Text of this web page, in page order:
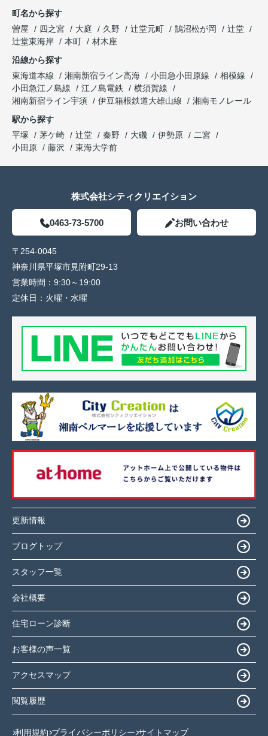
町名から探す
曽屋
四之宮 大庭 久野 辻堂元町 鵠沼松が岡
辻堂
辻堂東海岸
本町
材木座
沿線から探す
東海道本線
湘南新宿ライン高海 小田急小田原線
相模線
小田急江ノ島線
江ノ島電鉄
横須賀線
湘南新宿ライン宇須
伊豆箱根鉄道大雄山線
湘南モノレール
駅から探す
平塚
茅ケ崎 辻堂 秦野 大磯 伊勢原
二宮
小田原
藤沢 東海大学前
株式会社シティクリエイション
0463-73-5700 お問い合わせ
〒254-0045
神奈川県平塚市見附町29-13
営業時間： 9:30～19:00
定休日： 火曜・水曜
更新情報
ブログトップ
スタッフ一覧
会社概要
住宅ローン診断
お客様の声一覧
アクセスマップ
閲覧履歴
利用規約 プライバシーポリシー サイトマップ